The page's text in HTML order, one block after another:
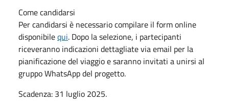
Come candidarsi
Per candidarsi è necessario compilare il form online
disponibilequi. Dopo la selezione, i partecipanti
riceveranno indicazioni dettagliate via email per la
pianificazione del viaggio e saranno invitati a unirsi al
gruppo WhatsApp del progetto.
Scadenza: 31 luglio 2025.